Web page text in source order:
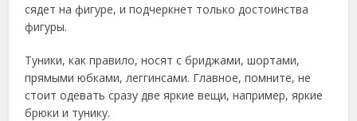
сядет на фигуре, и подчеркнет только достоинства
фигуры.
Туники, как правило, носят с бриджами, шортами,
прямыми юбками, леггинсами. Главное, помните, не
стоит одевать сразу две яркие вещи, например, яркие
брюки и тунику.